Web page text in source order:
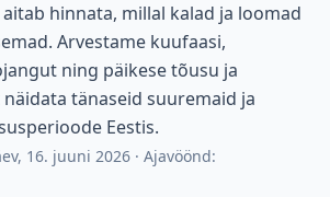
hinnata, millal kalad ja loomad
Arvestame kuufaasi,
ning päikese tõusu ja
tänaseid suuremaid ja
Eestis.
16. juuni 2026 · Ajavöönd: